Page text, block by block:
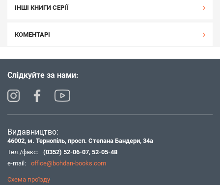
ІНШІ КНИГИ СЕРІЇ
КОМЕНТАРІ
Слідкуйте за нами:
Видавництво:
46002, м. Тернопіль, просп. Степана Бандери, 34а
Тел./факс:
(0352) 52-06-07, 52-05-48
e-mail:
office@bohdan-books.com
Схема проїзду